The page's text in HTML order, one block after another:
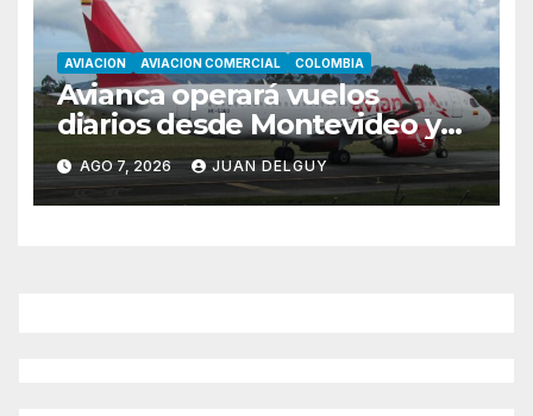
AVIACION AVIACION COMERCIAL COLOMBIA
Avianca operará vuelos
diarios desde Montevideo y
Asunción hacia Bogotá
AGO 7, 2026 JUAN DELGUY